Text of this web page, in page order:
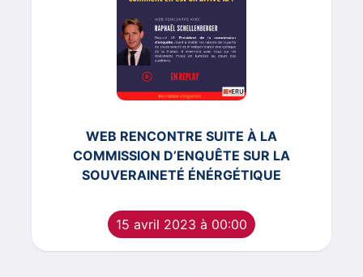
WEB RENCONTRE SUITE À LA
COMMISSION D’ENQUÊTE SUR LA
SOUVERAINETÉ ÉNÉRGÉTIQUE
15 avril 2023 à 00:00